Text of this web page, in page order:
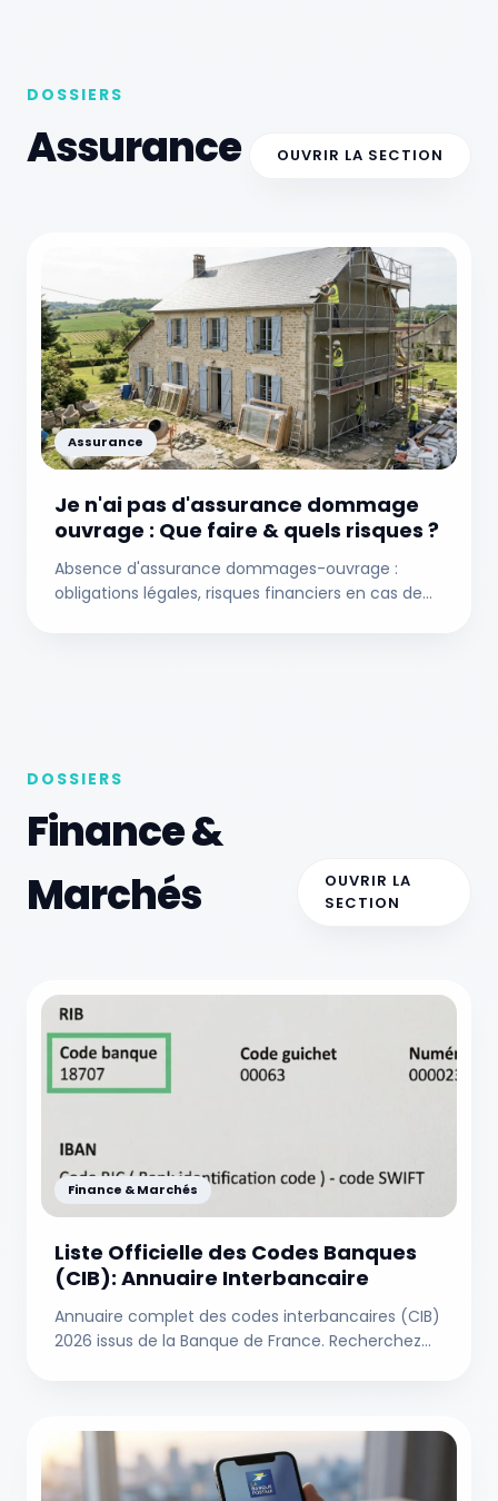
DOSSIERS
Assurance OUVRIR LA SECTION
Assurance
Je n'ai pas d'assurance dommage
ouvrage : Que faire & quels risques ?
Absence d'assurance dommages-ouvrage :
obligations légales, risques financiers en cas de
DOSSIERS
Finance &
Marchés
OUVRIR LA
SECTION
Finance & Marchés
Liste Officielle des Codes Banques
(CIB): Annuaire Interbancaire
Annuaire complet des codes interbancaires (CIB)
2026 issus de la Banque de France. Recherchez